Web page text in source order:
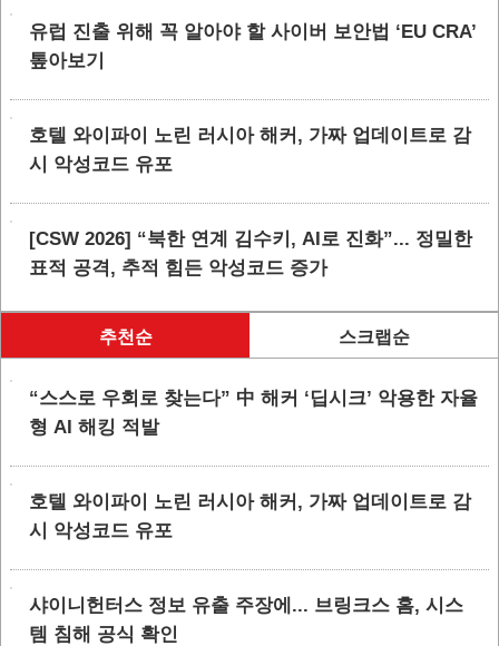
유럽 진출 위해 꼭 알아야 할 사이버 보안법 ‘EU CRA’
톺아보기
호텔 와이파이 노린 러시아 해커, 가짜 업데이트로 감
시 악성코드 유포
[CSW 2026] “북한 연계 김수키, AI로 진화”... 정밀한
표적 공격, 추적 힘든 악성코드 증가
추천순 스크랩순
“스스로 우회로 찾는다” 中 해커 ‘딥시크’ 악용한 자율
형 AI 해킹 적발
호텔 와이파이 노린 러시아 해커, 가짜 업데이트로 감
시 악성코드 유포
샤이니헌터스 정보 유출 주장에... 브링크스 홈, 시스
템 침해 공식 확인